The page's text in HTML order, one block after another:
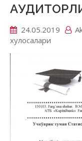
24.05.2019
хулосалари